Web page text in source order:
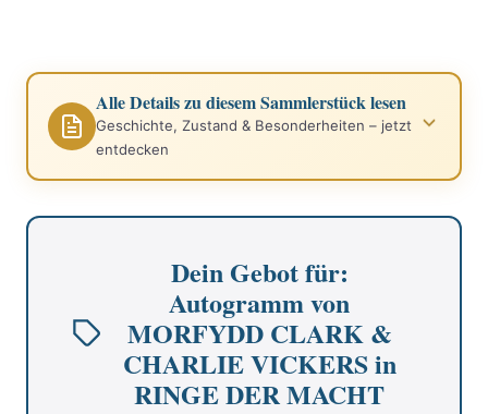
Alle Details zu diesem Sammlerstück lesen
Geschichte, Zustand & Besonderheiten – jetzt
entdecken
Dein Gebot für:
Autogramm von
MORFYDD CLARK &
CHARLIE VICKERS in
RINGE DER MACHT